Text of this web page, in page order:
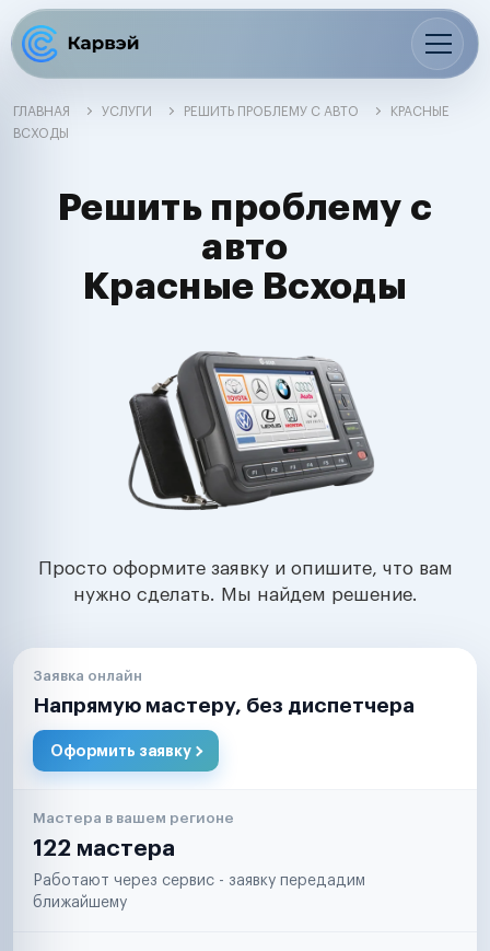
ГЛАВНАЯ УСЛУГИ РЕШИТЬ ПРОБЛЕМУ С АВТО
КРАСНЫЕ
ВСХОДЫ
Решить проблему с
авто
Красные Всходы
Просто оформите заявку и опишите, что вам
нужно сделать. Мы найдем решение.
Заявка онлайн
Напрямую мастеру, без диспетчера
Оформить заявку
Мастера в вашем регионе
122 мастера
Работают через сервис - заявку передадим
ближайшему